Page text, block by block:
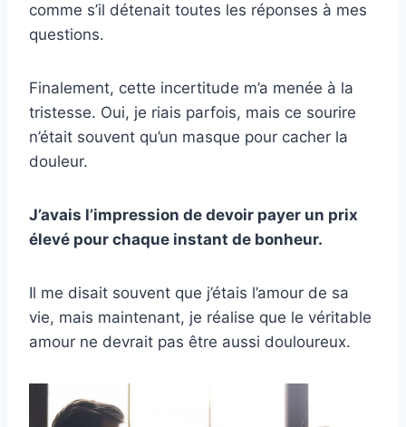
comme s’il détenait toutes les réponses à mes
questions.
Finalement, cette incertitude m’a menée à la
tristesse. Oui, je riais parfois, mais ce sourire
n’était souvent qu’un masque pour cacher la
douleur.
J’avais l’impression de devoir payer un prix
élevé pour chaque instant de bonheur.
Il me disait souvent que j’étais l’amour de sa
vie, mais maintenant, je réalise que le véritable
amour ne devrait pas être aussi douloureux.